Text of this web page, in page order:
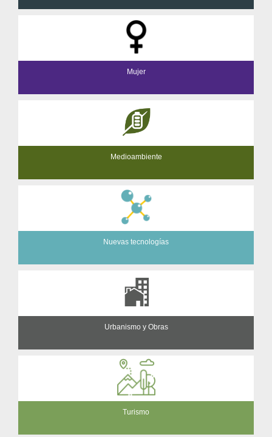
Mujer
Medioambiente
Nuevas tecnologías
Urbanismo y Obras
Turismo